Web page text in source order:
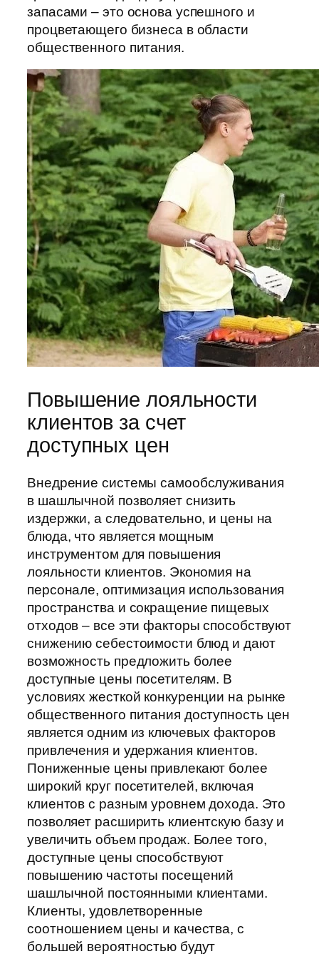
запасами – это основа успешного и
процветающего бизнеса в области
общественного питания.
Повышение лояльности
клиентов за счет
доступных цен
Внедрение системы самообслуживания
в шашлычной позволяет снизить
издержки, а следовательно, и цены на
блюда, что является мощным
инструментом для повышения
лояльности клиентов. Экономия на
персонале, оптимизация использования
пространства и сокращение пищевых
отходов – все эти факторы способствуют
снижению себестоимости блюд и дают
возможность предложить более
доступные цены посетителям. В
условиях жесткой конкуренции на рынке
общественного питания доступность цен
является одним из ключевых факторов
привлечения и удержания клиентов.
Пониженные цены привлекают более
широкий круг посетителей, включая
клиентов с разным уровнем дохода. Это
позволяет расширить клиентскую базу и
увеличить объем продаж. Более того,
доступные цены способствуют
повышению частоты посещений
шашлычной постоянными клиентами.
Клиенты, удовлетворенные
соотношением цены и качества, с
большей вероятностью будут